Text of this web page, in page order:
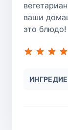
ваши
это блюдо!